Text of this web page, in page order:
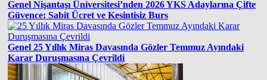
Genel Nişantaşı Üniversitesi’nden 2026 YKS Adaylarına Çifte
Güvence: Sabit Ücret ve Kesintisiz Burs
Genel 25 Yıllık Miras Davasında Gözler Temmuz Ayındaki
Karar Duruşmasına Çevrildi